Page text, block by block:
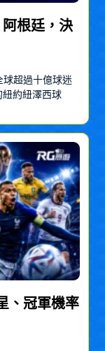
根廷，決
球超過十億球迷
約紐澤西球
、冠軍機率